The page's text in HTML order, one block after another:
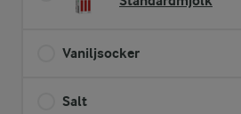
Vaniljsocker
Salt